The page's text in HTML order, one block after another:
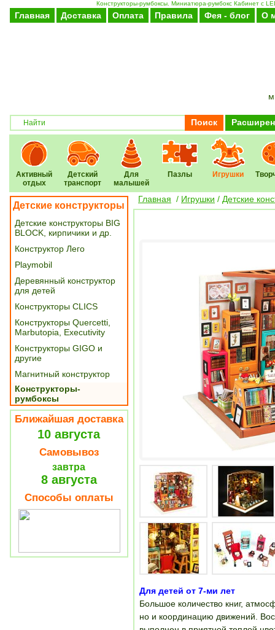
Конструкторы-румбоксы. Миниатюра-румбокс Кабинет с
Главная Доставка Оплата Правила Фея - блог О
Поиск
Активный
отдых
Детский
транспорт
Для
малышей
Пазлы Игрушки
Детские конструкторы
Детские конструкторы BIG
BLOCK, кирпичики и др.
Конструктор Лего
Playmobil
Деревянный конструктор
для детей
Конструкторы CLICS
Конструкторы Quercetti,
Marbutopia, Executivity
Конструкторы GIGO и
другие
Магнитный конструктор
Конструкторы-
румбоксы
Ближайшая доставка
10 августа
Самовывоз
завтра
8 августа
Способы оплаты
Главная / Игрушки / Детские
Для детей от 7-ми лет
Большое количество книг,
но и координацию движений.